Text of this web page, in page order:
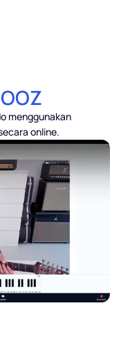
menggunakan
online.
Overview Video